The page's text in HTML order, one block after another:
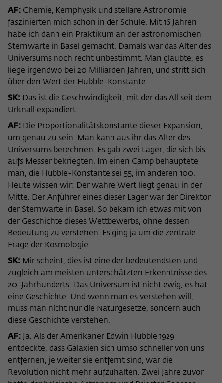
AF: Chemie, Kernphysik und stellare Astronomie
faszinierten mich schon in der Schule. Mit 16 Jahren
habe ich dann ein Praktikum an der astronomischen
Sternwarte in Basel gemacht. Damals war das Alter des
Universums noch recht unbestimmt. Man glaubte, es
liege irgendwo bei 20 Milliarden Jahren, und stritt sich
über den Wert der Hubble-Konstante.
SK: Das ist die Geschwindigkeit, mit der das All seit dem
Urknall expandiert.
AF: Die Proportionalitätskonstante dieser Expansion,
um genau zu sein. Man kann aus ihr das Alter des
Universums berechnen. Es gab zwei Lager, die sich bis
aufs Messer bekriegten. Im einen Camp behauptete
man, die Hubble-Konstante sei 55, im anderen 100.
Heute wissen wir: Der wahre Wert liegt genau in der
Mitte. Der Anführer eines dieser Lager war der Direktor
der Sternwarte in Basel. So bekam ich etwas mit von
der Geschichte dieses Wettbewerbs, ohne dessen
Bedeutung zu verstehen. Es ging ja um die zentrale
Frage der Kosmologie.
SK: Mir scheint, dies ist eine der bedeutendsten und
zugleich am meisten unterschätzten Erkenntnisse des
20. Jahrhunderts: Das Universum ist nicht ewig, es hat
eine Geschichte. Und wenn man es verstehen will,
muss man nicht nur die Naturgesetze, sondern auch
diese Geschichte verstehen.
AF: Ja. Als der Amerikaner Edwin Hubble 1929
entdeckte, dass Galaxien sich umso schneller von uns
entfernen, je weiter sie entfernt sind, war die
Revolution nicht mehr aufzuhalten. Zwei Jahre zuvor